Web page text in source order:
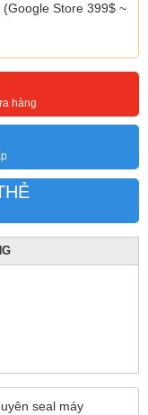
(Google Store 399$ ~
hàng
seal máy